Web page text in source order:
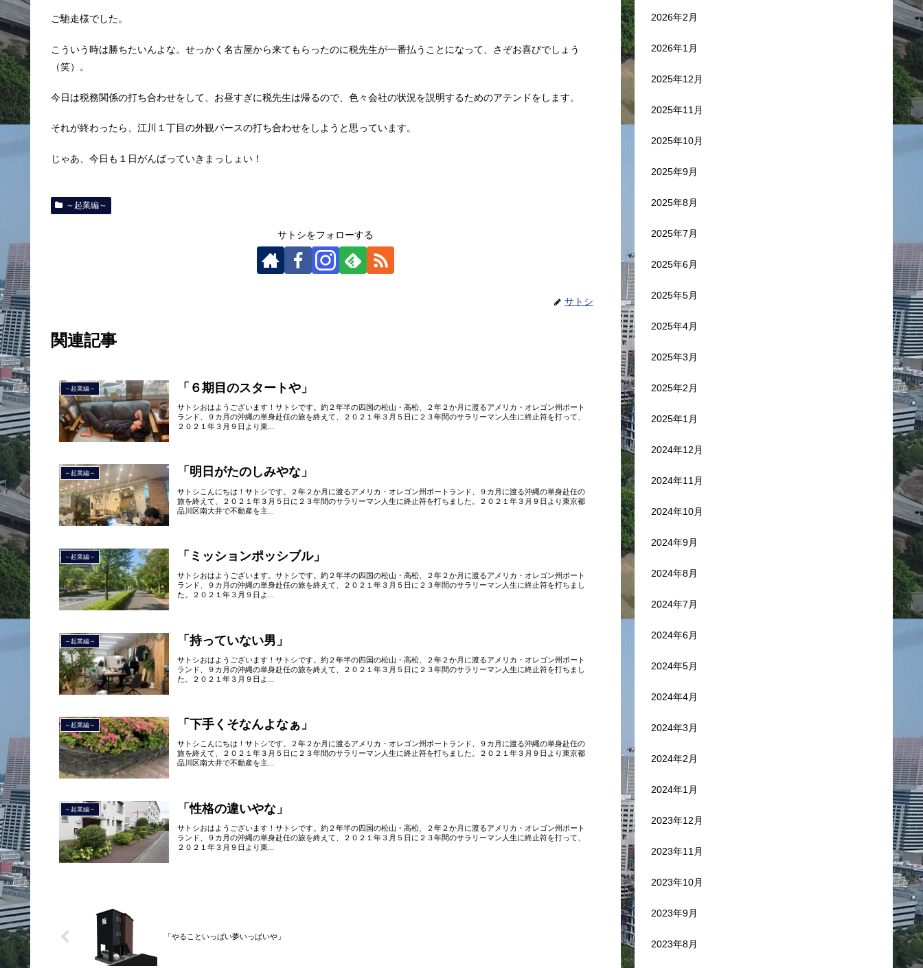
ご馳走様でした。
こういう時は勝ちたいんよな。せっかく名古屋から来てもらったのに税先生が一番払うことになって、さぞお喜びでしょう
（笑）。
今日は税務関係の打ち合わせをして、お昼すぎに税先生は帰るので、色々会社の状況を説明するためのアテンドをします。
それが終わったら、江川１丁目の外観パースの打ち合わせをしようと思っています。
じゃあ、今日も１日がんばっていきまっしょい！
～起業編～
サトシをフォローする
サトシ
関連記事
～起業編～ 「６期目のスタートや」
サトシおはようございます！サトシです。約２年半の四国の松山・高松、２年２か月に渡るアメリカ・オレゴン州ポート
ランド、９カ月の沖縄の単身赴任の旅を終えて、２０２１年３月５日に２３年間のサラリーマン人生に終止符を打って、
２０２１年３月９日より東...
～起業編～ 「明日がたのしみやな」
サトシこんにちは！サトシです。２年２か月に渡るアメリカ・オレゴン州ポートランド、９カ月に渡る沖縄の単身赴任の
旅を終えて、２０２１年３月５日に２３年間のサラリーマン人生に終止符を打ちました。２０２１年３月９日より東京都
品川区南大井で不動産を主...
～起業編～ 「ミッションポッシブル」
サトシおはようございます。サトシです。約２年半の四国の松山・高松、２年２か月に渡るアメリカ・オレゴン州ポート
ランド、９カ月の沖縄の単身赴任の旅を終えて、２０２１年３月５日に２３年間のサラリーマン人生に終止符を打ちまし
た。２０２１年３月９日よ...
～起業編～ 「持っていない男」
サトシおはようございます！サトシです。約２年半の四国の松山・高松、２年２か月に渡るアメリカ・オレゴン州ポート
ランド、９カ月の沖縄の単身赴任の旅を終えて、２０２１年３月５日に２３年間のサラリーマン人生に終止符を打ちまし
た。２０２１年３月９日よ...
～起業編～ 「下手くそなんよなぁ」
サトシこんにちは！サトシです。２年２か月に渡るアメリカ・オレゴン州ポートランド、９カ月に渡る沖縄の単身赴任の
旅を終えて、２０２１年３月５日に２３年間のサラリーマン人生に終止符を打ちました。２０２１年３月９日より東京都
品川区南大井で不動産を主...
～起業編～ 「性格の違いやな」
サトシおはようございます！サトシです。約２年半の四国の松山・高松、２年２か月に渡るアメリカ・オレゴン州ポート
ランド、９カ月の沖縄の単身赴任の旅を終えて、２０２１年３月５日に２３年間のサラリーマン人生に終止符を打って、
２０２１年３月９日より東...
「やることいっぱい夢いっぱいや」
2026年2月
2026年1月
2025年12月
2025年11月
2025年10月
2025年9月
2025年8月
2025年7月
2025年6月
2025年5月
2025年4月
2025年3月
2025年2月
2025年1月
2024年12月
2024年11月
2024年10月
2024年9月
2024年8月
2024年7月
2024年6月
2024年5月
2024年4月
2024年3月
2024年2月
2024年1月
2023年12月
2023年11月
2023年10月
2023年9月
2023年8月